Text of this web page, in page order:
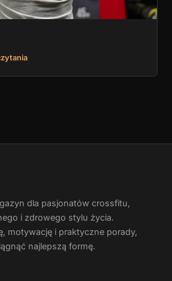
dla pasjonatów crossfitu,
i zdrowego stylu życia.
motywację i praktyczne porady,
najlepszą formę.